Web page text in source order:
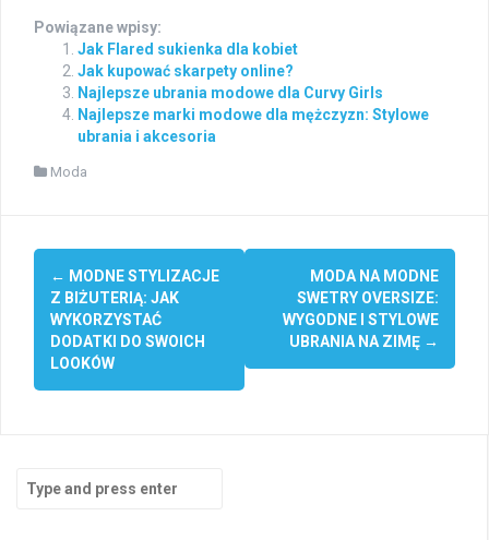
Powiązane wpisy:
Jak Flared sukienka dla kobiet
Jak kupować skarpety online?
Najlepsze ubrania modowe dla Curvy Girls
Najlepsze marki modowe dla mężczyzn: Stylowe
ubrania i akcesoria
Moda
Post
navigation
← MODNE STYLIZACJE
Z BIŻUTERIĄ: JAK
WYKORZYSTAĆ
DODATKI DO SWOICH
LOOKÓW
MODA NA MODNE
SWETRY OVERSIZE:
WYGODNE I STYLOWE
UBRANIA NA ZIMĘ →
for: